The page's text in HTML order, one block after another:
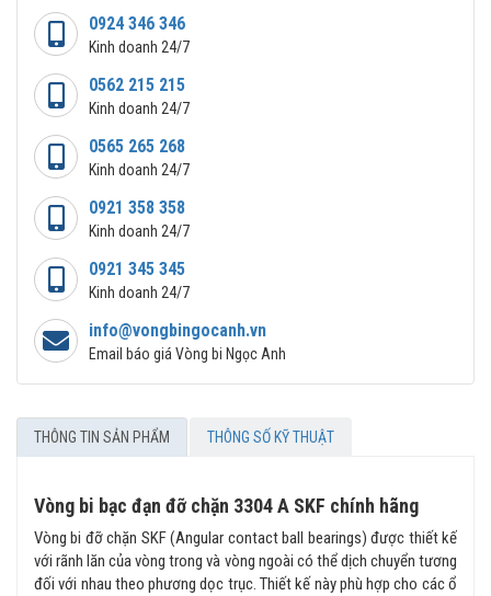
0924 346 346
Kinh doanh 24/7
0562 215 215
Kinh doanh 24/7
0565 265 268
Kinh doanh 24/7
0921 358 358
Kinh doanh 24/7
0921 345 345
Kinh doanh 24/7
info@vongbingocanh.vn
Email báo giá Vòng bi Ngọc Anh
THÔNG TIN SẢN PHẨM THÔNG SỐ KỸ THUẬT
Vòng bi bạc đạn đỡ chặn 3304 A SKF chính hãng
Vòng bi đỡ chặn SKF (Angular contact ball bearings) được thiết kế
với rãnh lăn của vòng trong và vòng ngoài có thể dịch chuyển tương
đối với nhau theo phương dọc trục. Thiết kế này phù hợp cho các ổ